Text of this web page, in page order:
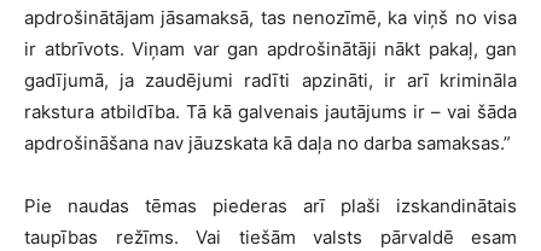
apdrošinātājam jāsamaksā, tas nenozīmē, ka viņš no visa
ir atbrīvots. Viņam var gan apdrošinātāji nākt pakaļ, gan
gadījumā, ja zaudējumi radīti apzināti, ir arī krimināla
rakstura atbildība. Tā kā galvenais jautājums ir – vai šāda
apdrošināšana nav jāuzskata kā daļa no darba samaksas.”
Pie naudas tēmas piederas arī plaši izskandinātais
taupības režīms. Vai tiešām valsts pārvaldē esam